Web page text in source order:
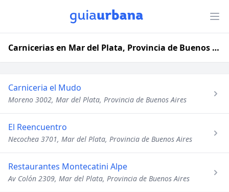
Carnicerias en Mar del Plata, Provincia de Buenos Aires
Carniceria el Mudo
Moreno 3002, Mar del Plata, Provincia de Buenos Aires
El Reencuentro
Necochea 3701, Mar del Plata, Provincia de Buenos Aires
Restaurantes Montecatini Alpe
Av Colón 2309, Mar del Plata, Provincia de Buenos Aires